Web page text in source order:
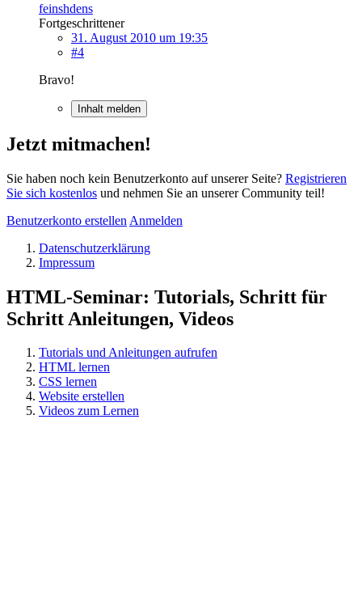
feinshdens
Fortgeschrittener
31. August 2010 um 19:35
#4
Bravo!
Inhalt melden
Jetzt mitmachen!
Sie haben noch kein Benutzerkonto auf unserer Seite? Registrieren
Sie sich kostenlos und nehmen Sie an unserer Community teil!
Benutzerkonto erstellen Anmelden
Datenschutzerklärung
Impressum
HTML-Seminar: Tutorials, Schritt für
Schritt Anleitungen, Videos
Tutorials und Anleitungen aufrufen
HTML lernen
CSS lernen
Website erstellen
Videos zum Lernen